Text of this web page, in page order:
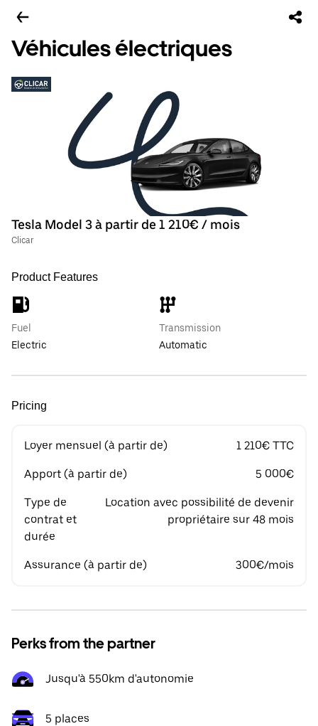
Véhicules électriques
Tesla Model 3 à partir de 1 210€ / mois
Clicar
Product Features
Fuel
Electric
Transmission
Automatic
Pricing
Loyer mensuel (à partir de) 1 210€ TTC
Apport (à partir de) 5 000€
Type de
contrat et
durée
Location avec possibilité de devenir
propriétaire sur 48 mois
Assurance (à partir de) 300€/mois
Perks from the partner
Jusqu'à 550km d'autonomie
5 places